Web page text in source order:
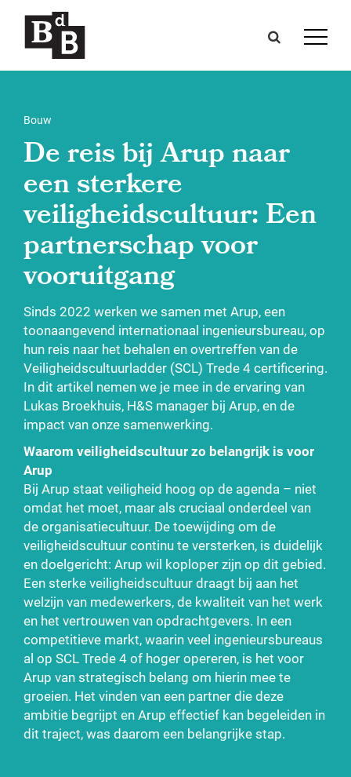
Bouw
De reis bij Arup naar
een sterkere
veiligheidscultuur: Een
partnerschap voor
vooruitgang
Sinds 2022 werken we samen met Arup, een
toonaangevend internationaal ingenieursbureau, op
hun reis naar het behalen en overtreffen van de
Veiligheidscultuurladder (SCL) Trede 4 certificering.
In dit artikel nemen we je mee in de ervaring van
Lukas Broekhuis, H&S manager bij Arup, en de
impact van onze samenwerking.
Waarom veiligheidscultuur zo belangrijk is voor
Arup
Bij Arup staat veiligheid hoog op de agenda – niet
omdat het moet, maar als cruciaal onderdeel van
de organisatiecultuur. De toewijding om de
veiligheidscultuur continu te versterken, is duidelijk
en doelgericht: Arup wil koploper zijn op dit gebied.
Een sterke veiligheidscultuur draagt bij aan het
welzijn van medewerkers, de kwaliteit van het werk
en het vertrouwen van opdrachtgevers. In een
competitieve markt, waarin veel ingenieursbureaus
al op SCL Trede 4 of hoger opereren, is het voor
Arup van strategisch belang om hierin mee te
groeien. Het vinden van een partner die deze
ambitie begrijpt en Arup effectief kan begeleiden in
dit traject, was daarom een belangrijke stap.